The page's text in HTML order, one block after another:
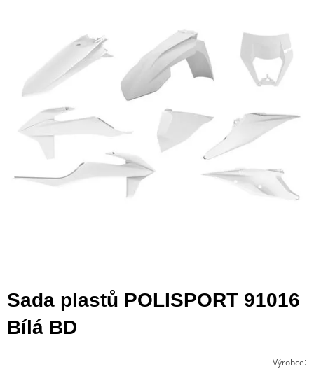
Sada plastů POLISPORT 91016
Bílá BD
Výrobce: